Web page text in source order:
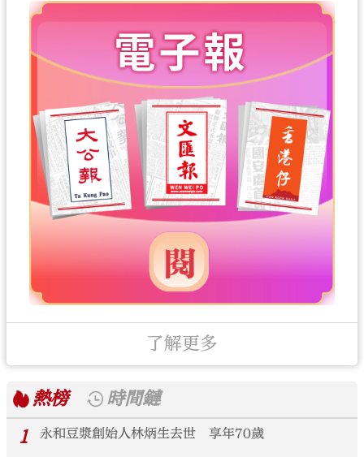
了解更多
熱榜
時間鏈
1
永和豆漿創始人林炳生去世 享年70歲